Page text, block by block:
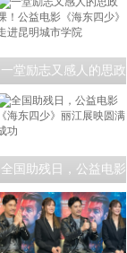
泰考察圆满成功
一堂励志又感人的思政
课！公益电影《海东四
少》走进昆明城市学院
全国助残日，公益电影
《海东四少》丽江展映
圆满成功